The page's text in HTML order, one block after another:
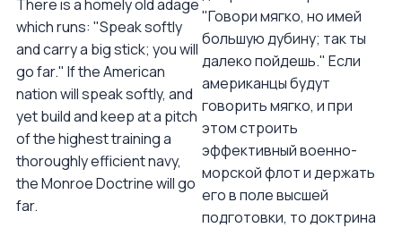
There is a homely old adage
which runs: "Speak softly
and carry a big stick; you will
go far." If the American
nation will speak softly, and
yet build and keep at a pitch
of the highest training a
thoroughly efficient navy,
the Monroe Doctrine will go
far.
"Говори мягко, но имей
большую дубину; так ты
далеко пойдешь." Если
американцы будут
говорить мягко, и при
этом строить
эффективный военно-
морской флот и держать
его в поле высшей
подготовки, то доктрина